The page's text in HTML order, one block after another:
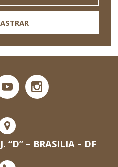
“D” – BRASILIA – DF